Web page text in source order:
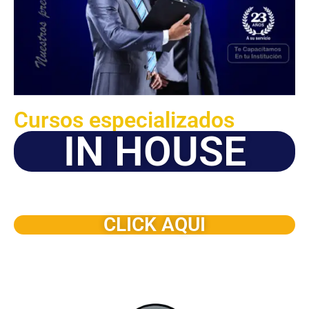
Cursos especializados
IN HOUSE
CLICK AQUI